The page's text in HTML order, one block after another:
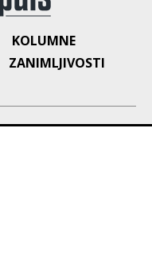
KOLUMNE
ZANIMLJIVOSTI